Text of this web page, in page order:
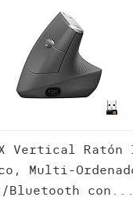
Vertical Ratón
Multi-
Bluetooth con...